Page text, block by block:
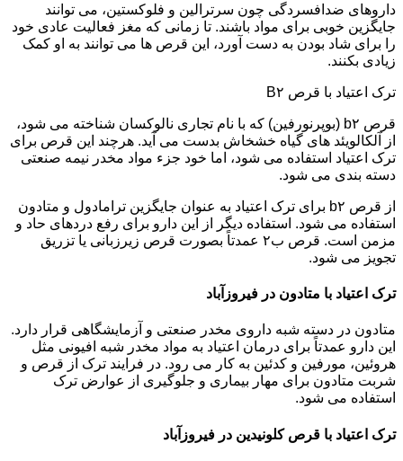
داروهای ضدافسردگی چون سرترالین و فلوکستین، می توانند
جایگزین خوبی برای مواد باشند. تا زمانی که مغز فعالیت عادی خود
را برای شاد بودن به دست آورد، این قرص ها می توانند به او کمک
زیادی بکنند.
ترک اعتیاد با قرص B۲
قرص b۲ (بوپرنورفین) که با نام تجاری نالوکسان شناخته می شود،
از آلکالویئد های گیاه خشخاش بدست می آید. هرچند این قرص برای
ترک اعتیاد استفاده می شود، اما خود جزء مواد مخدر نیمه صنعتی
دسته بندی می شود.
از قرص b۲ برای ترک اعتیاد به عنوان جایگزین ترامادول و متادون
استفاده می شود. استفاده دیگر از این دارو برای رفع دردهای حاد و
مزمن است. قرص ب۲ عمدتاً بصورت قرص زیرزبانی یا تزریق
تجویز می شود.
ترک اعتیاد با متادون در فیروزآباد
متادون در دسته شبه داروی مخدر صنعتی و آزمایشگاهی قرار دارد.
این دارو عمدتاً برای درمان اعتیاد به مواد مخدر شبه افیونی مثل
هروئین، مورفین و کدئین به کار می رود. در فرایند ترک از قرص و
شربت متادون برای مهار بیماری و جلوگیری از عوارض ترک
استفاده می شود.
ترک اعتیاد با قرص کلونیدین در فیروزآباد